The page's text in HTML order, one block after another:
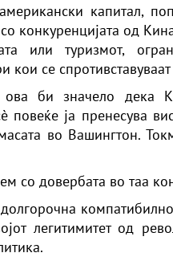
капитал,
конкуренцијата од
или туризмот,
кои се
би значело дека
повеќе ја пренесува
во Вашингтон.
со довербата во таа
легитимитет од